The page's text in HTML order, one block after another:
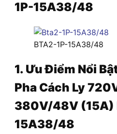
1P-15A38/48
BTA2-1P-15A38/48
1. Ưu Điểm Nổi
Pha Cách Ly
380V/48V (15A)
15A38/48